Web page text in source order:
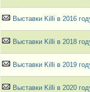
Выставки Killi в 2016
Выставки Killi в 2018
Выставки Killi в 2019
Выставки Killi в 2020